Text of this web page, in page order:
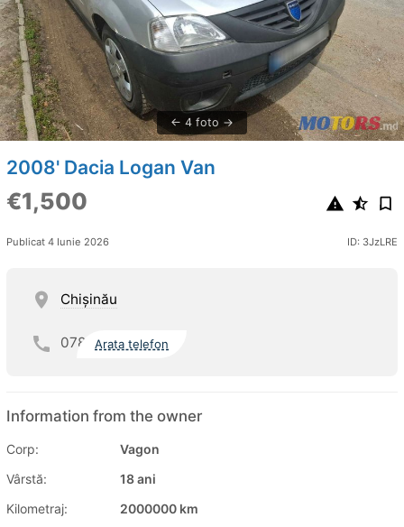
4 foto
2008' Dacia Logan Van
€1,500
Publicat 4 Iunie 2026 ID: 3JzLRE
Chişinău
078 Arata telefon
Information from the owner
Corp:
Vagon
Vârstă:
18 ani
Kilometraj:
2000000 km